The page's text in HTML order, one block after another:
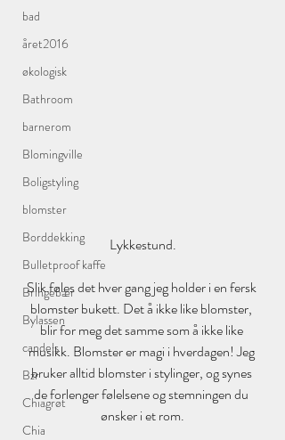
bad
året2016
økologisk
Bathroom
barnerom
Blomingville
Boligstyling
blomster
Borddekking
Bulletproof kaffe
Bringebær
Bylassen
candels
Bzr
Chiagrøt
Chia
Lykkestund.
Slik føles det hver gang jeg holder i en fersk
blomster bukett. Det å ikke like blomster,
blir for meg det samme som å ikke like
musikk. Blomster er magi i hverdagen! Jeg
bruker alltid blomster i stylinger, og synes
de forlenger følelsene og stemningen du
ønsker i et rom.